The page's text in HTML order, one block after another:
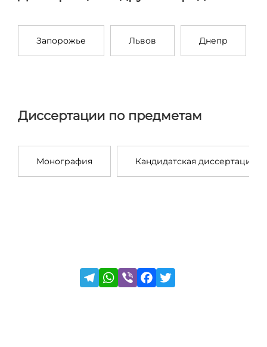
Запорожье Львов Днепр
Диссертации по предметам
Монография Кандидатская диссертация